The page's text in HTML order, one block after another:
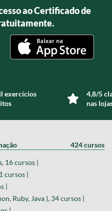
ao Certificado de
exercícios
4,8/5
nas
424 cursos
16 cursos |
cursos |
|
Ruby, Java ), 34 cursos |